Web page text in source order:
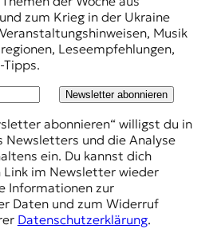
zum Krieg in der Ukraine
Musik
Leseempfehlungen,
Tipps.
Newsletter abonnieren
abonnieren“ willigst du in
Newsletters und die Analyse
ein. Du kannst dich
im Newsletter wieder
Informationen zur
Daten und zum Widerruf
Datenschutzerklärung.